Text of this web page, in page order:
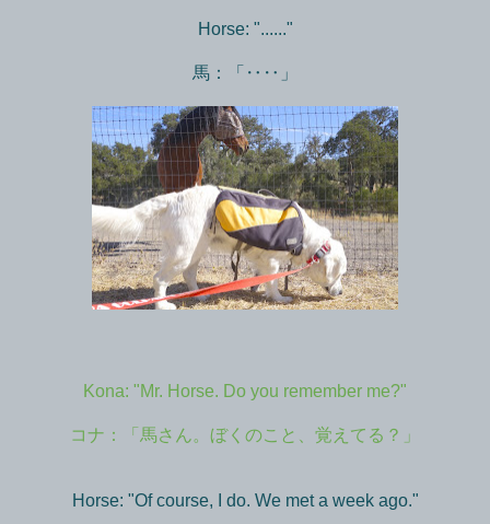
Horse: "......"
馬：「‥‥」
Kona: "Mr. Horse. Do you remember me?"
コナ：「馬さん。ぼくのこと、覚えてる？」
Horse: "Of course, I do. We met a week ago."